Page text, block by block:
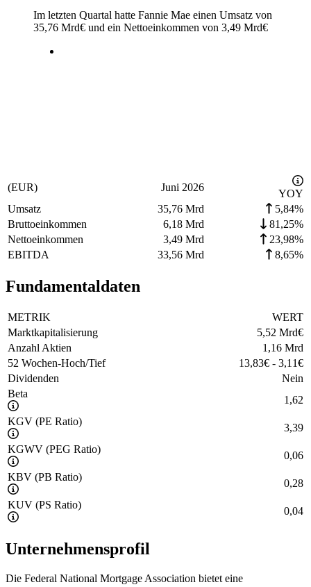
Im letzten Quartal hatte Fannie Mae einen Umsatz von
35,76 Mrd€ und ein Nettoeinkommen von 3,49 Mrd€
(EUR) Juni 2026
YOY
Umsatz
35,76 Mrd
5,84%
Bruttoeinkommen
6,18 Mrd
81,25%
Nettoeinkommen
3,49 Mrd
23,98%
EBITDA
33,56 Mrd 8,65%
Fundamentaldaten
METRIK
WERT
Marktkapitalisierung
5,52 Mrd€
Anzahl Aktien
1,16 Mrd
52 Wochen-Hoch/Tief
13,83€ - 3,11€
Dividenden
Nein
Beta
1,62
KGV (PE Ratio)
3,39
KGWV (PEG Ratio)
0,06
KBV (PB Ratio)
0,28
KUV (PS Ratio)
0,04
Unternehmensprofil
Die Federal National Mortgage Association bietet eine